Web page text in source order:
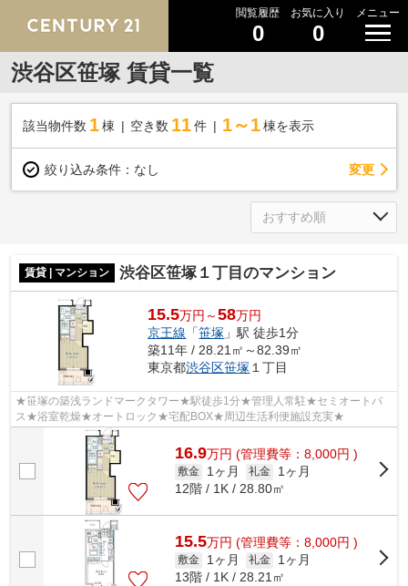
閲覧履歴
0
お気に入り
0
メニュー
渋谷区笹塚 賃貸一覧
該当物件数 1棟 空き数 11 件 1～1 棟を表示
絞り込み条件： なし 変更
賃貸 | マンション 渋谷区笹塚１丁目のマンション
15.5万円～58万円
京王線 「笹塚 」駅 徒歩1分
築11年 / 28.21㎡～82.39㎡
東京都渋谷区笹塚１丁目
★笹塚の築浅ランドマークタワー★駅徒歩1分★管理人常駐★セミオートバ
ス★浴室乾燥★オートロック★宅配BOX★周辺生活利便施設充実★
16.9万円 (管理費等：8,000円 )
敷金 1ヶ月 礼金
1ヶ月
12階 / 1K / 28.80㎡
15.5万円 (管理費等：8,000円 )
敷金 1ヶ月 礼金
1ヶ月
13階 / 1K / 28.21㎡